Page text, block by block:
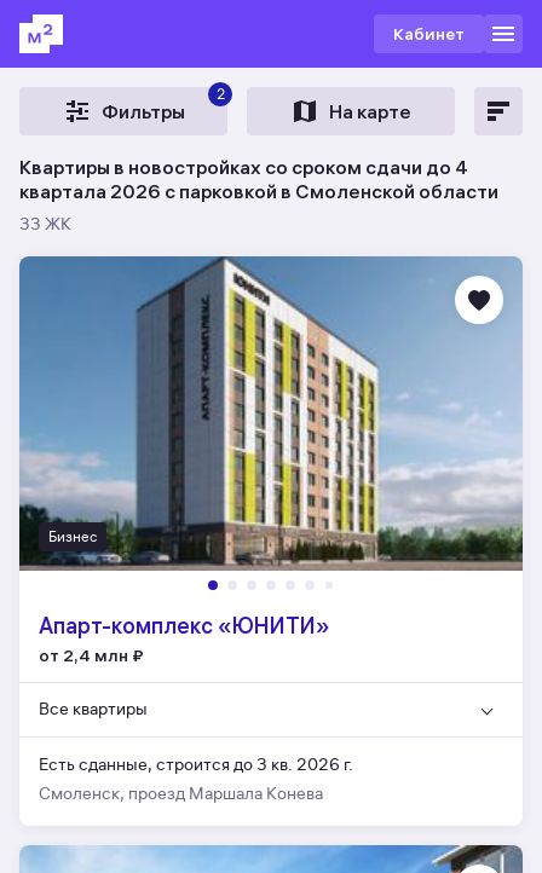
Кабинет
Фильтры
2
На карте
Квартиры в новостройках со сроком сдачи до 4
квартала 2026 с парковкой в Смоленской области
33 ЖК
Бизнес
Апарт-комплекс «ЮНИТИ»
от 2,4 млн ₽
Все квартиры
Есть сданные, строится до 3 кв. 2026 г.
Смоленск, проезд Маршала Конева